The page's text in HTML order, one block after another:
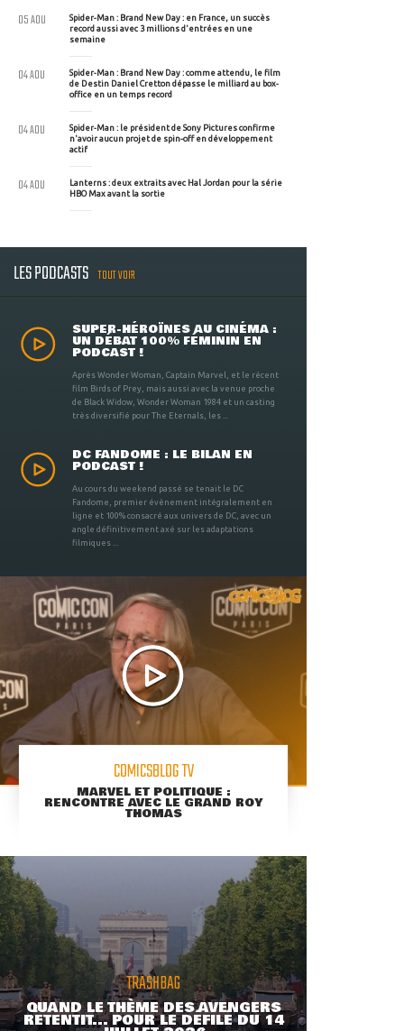
Spider-Man : Brand New Day : en France, un succès
record aussi avec 3 millions d'entrées en une
semaine
05 AOU
Spider-Man : Brand New Day : comme attendu, le film
de Destin Daniel Cretton dépasse le milliard au box-
office en un temps record
04 AOU
Spider-Man : le président de Sony Pictures confirme
n'avoir aucun projet de spin-off en développement
actif
04 AOU
Lanterns : deux extraits avec Hal Jordan pour la série
HBO Max avant la sortie
04 AOU
LES PODCASTS TOUT VOIR
SUPER-HÉROÏNES AU CINÉMA :
UN DÉBAT 100% FÉMININ EN
PODCAST !
Après Wonder Woman, Captain Marvel, et le récent
film Birds of Prey, mais aussi avec la venue proche
de Black Widow, Wonder Woman 1984 et un casting
très diversifié pour The Eternals, les ...
DC FANDOME : LE BILAN EN
PODCAST !
Au cours du weekend passé se tenait le DC
Fandome, premier évènement intégralement en
ligne et 100% consacré aux univers de DC, avec un
angle définitivement axé sur les adaptations
filmiques ...
COMICSBLOG TV
MARVEL ET POLITIQUE :
RENCONTRE AVEC LE GRAND ROY
THOMAS
TRASHBAG
QUAND LE THÈME DES AVENGERS
RETENTIT... POUR LE DÉFILÉ DU 14